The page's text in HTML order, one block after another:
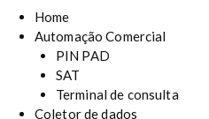
Home
Automação Comercial
PIN PAD
SAT
Terminal de consulta
Coletor de dados